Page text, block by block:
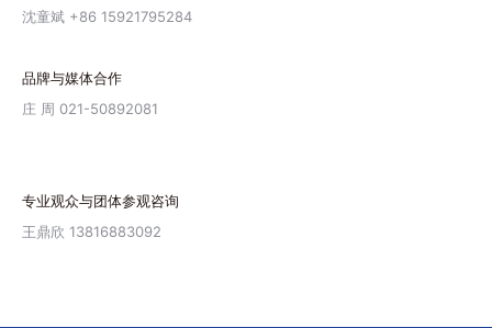
沈童斌 +86 15921795284
品牌与媒体合作
庄 周 021-50892081
专业观众与团体参观咨询
王鼎欣 13816883092